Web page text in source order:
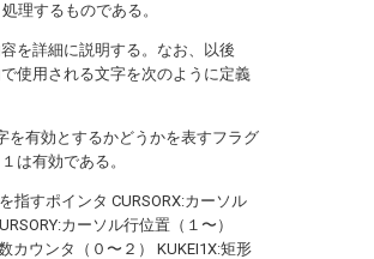
理するものである。
を詳細に説明する。なお、以後
使用される文字を次のように定義
を有効とするかどうかを表すフラグ
は有効である。
指すポインタ CURSORX:カーソル
カーソル行位置（１〜）
カウンタ（０〜２） KUKEI1X:矩形